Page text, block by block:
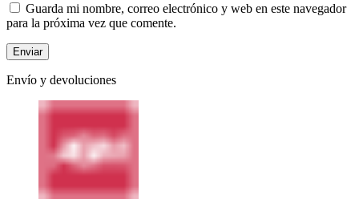
Guarda mi nombre, correo electrónico y web en este navegador
para la próxima vez que comente.
Envío y devoluciones